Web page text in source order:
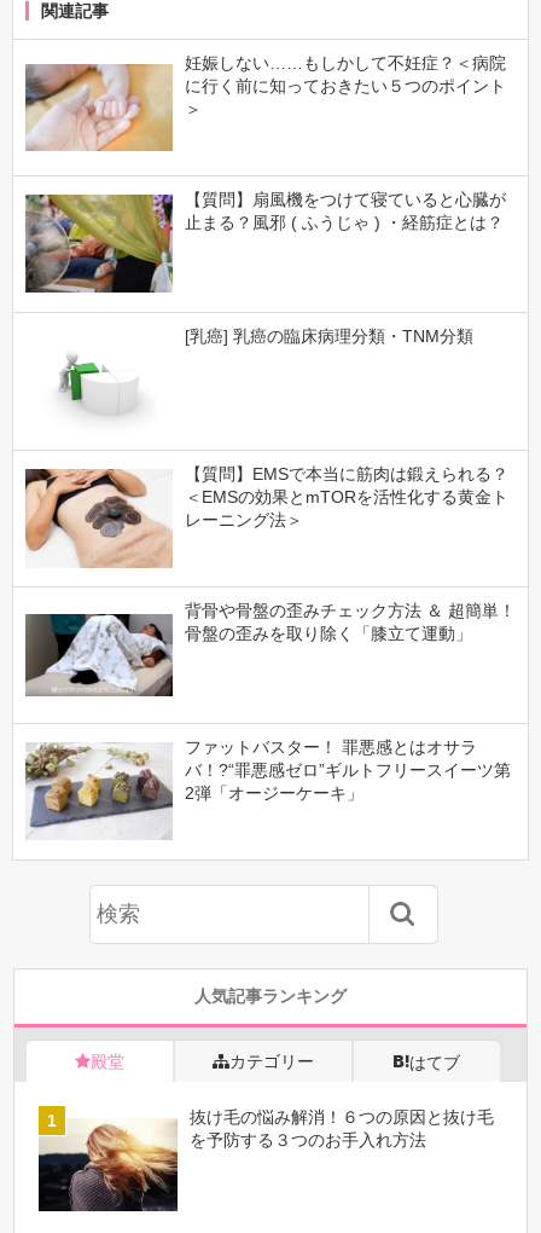
関連記事
妊娠しない……もしかして不妊症？＜病院
に行く前に知っておきたい５つのポイント
＞
【質問】扇風機をつけて寝ていると心臓が
止まる？風邪 ( ふうじゃ ) ・経筋症とは？
[乳癌] 乳癌の臨床病理分類・TNM分類
【質問】EMSで本当に筋肉は鍛えられる？
＜EMSの効果とmTORを活性化する黄金ト
レーニング法＞
背骨や骨盤の歪みチェック方法 ＆ 超簡単！
骨盤の歪みを取り除く「膝立て運動」
ファットバスター！ 罪悪感とはオサラ
バ！?“罪悪感ゼロ”ギルトフリースイーツ第
2弾「オージーケーキ」
人気記事ランキング
殿堂 カテゴリー はてブ
抜け毛の悩み解消！６つの原因と抜け毛
を予防する３つのお手入れ方法